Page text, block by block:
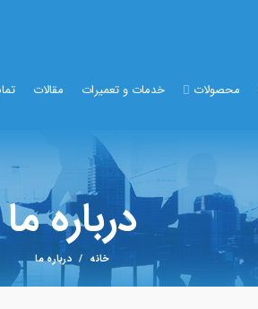
محصولات خدمات و تعمیرات مقالات
درباره ما
خانه درباره ما